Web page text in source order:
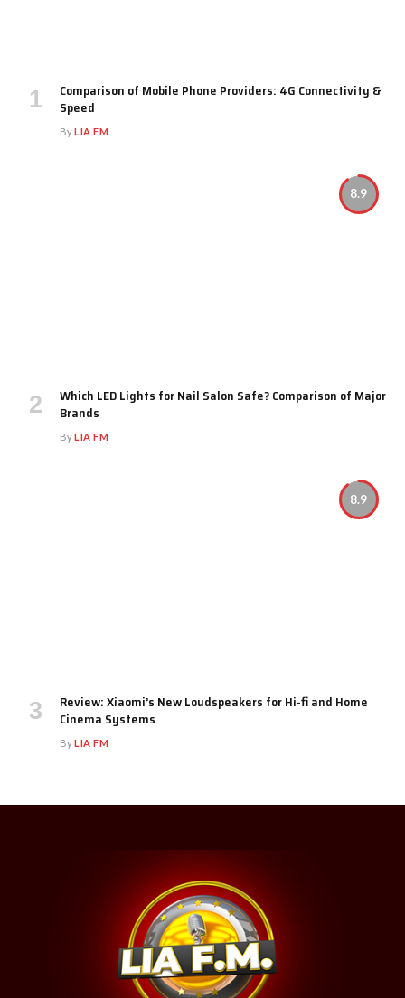
Comparison of Mobile Phone Providers: 4G Connectivity &
Speed
ByLIA FM
8.9
Which LED Lights for Nail Salon Safe? Comparison of Major
Brands
ByLIA FM
8.9
Review: Xiaomi’s New Loudspeakers for Hi-fi and Home
Cinema Systems
ByLIA FM